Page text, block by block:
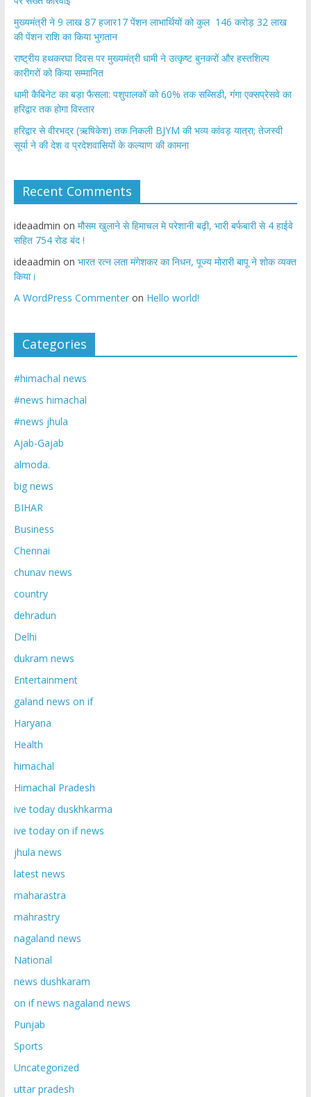
मुख्यमंत्री ने 9 लाख 87 हजार17 पेंशन लाभार्थियों को कुल 146 करोड़ 32 लाख
की पेंशन राशि का किया भुगतान
राष्ट्रीय हथकरघा दिवस पर मुख्यमंत्री धामी ने उत्कृष्ट बुनकरों और हस्तशिल्प
कारीगरों को किया सम्मानित
​धामी कैबिनेट का बड़ा फैसला: पशुपालकों को 60% तक सब्सिडी, गंगा एक्सप्रेसवे का
हरिद्वार तक होगा विस्तार
​हरिद्वार से वीरभद्र (ऋषिकेश) तक निकली BJYM की भव्य कांवड़ यात्रा; तेजस्वी
सूर्या ने की देश व प्रदेशवासियों के कल्याण की कामना
Recent Comments
ideaadmin on मौसम खुलाने से हिमाचल मे परेशानी बढ़ी, भारी बर्फबारी से 4 हाईवे
सहित 754 रोड बंद !
ideaadmin on भारत रत्न लता मंगेशकर का निधन, पूज्य मोरारी बापू ने शोक व्यक्त
किया।
A WordPress Commenteron Hello world!
Categories
#himachal news
#news himachal
#news jhula
Ajab-Gajab
almoda.
big news
BIHAR
Business
Chennai
chunav news
country
dehradun
Delhi
dukram news
Entertainment
galand news on if
Haryana
Health
himachal
Himachal Pradesh
ive today duskhkarma
ive today on if news
jhula news
latest news
maharastra
mahrastry
nagaland news
National
news dushkaram
on if news nagaland news
Punjab
Sports
Uncategorized
uttar pradesh